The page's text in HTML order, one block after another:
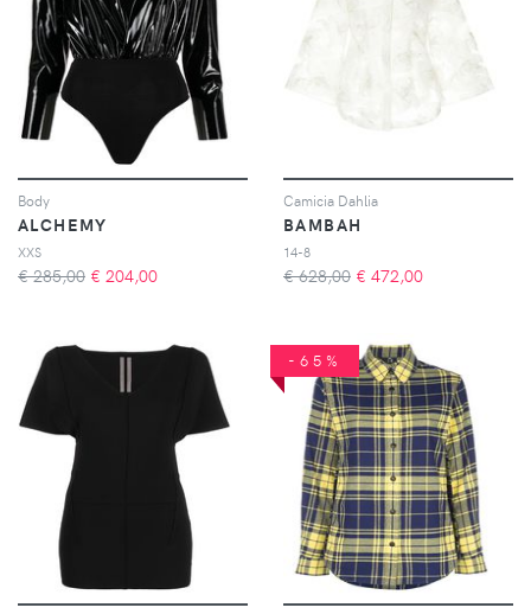
Body
ALCHEMY
XXS
€ 285,00 € 204,00
Camicia Dahlia
BAMBAH
14-8
€ 628,00 € 472,00
-65%